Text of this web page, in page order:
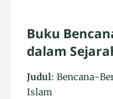
Buku
dalam
Judul: Bencana-
Islam